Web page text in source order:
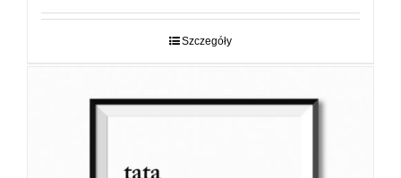
29,00 zł
Szczegóły